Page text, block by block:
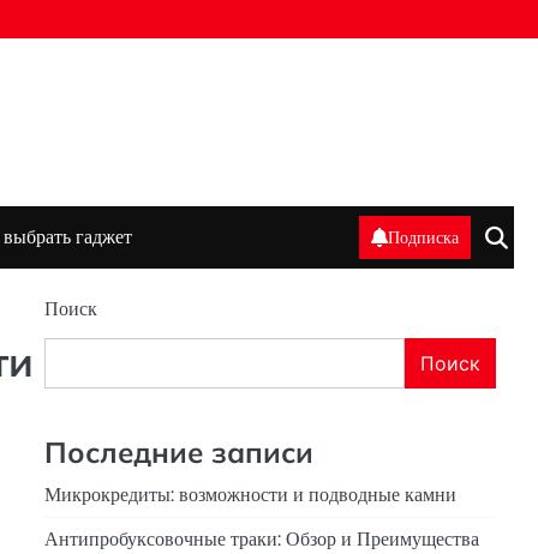
гаджет Подписка
Поиск
Поиск
Последние записи
Микрокредиты: возможности и подводные камни
Антипробуксовочные траки: Обзор и Преимущества